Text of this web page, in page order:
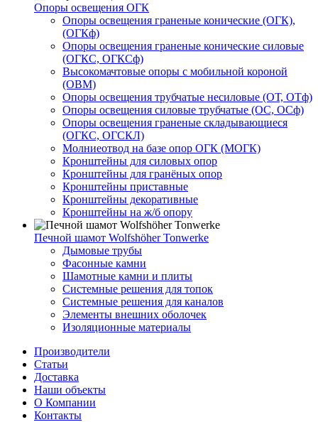
Опоры освещения ОГК
Опоры освещения граненые конические (ОГК),
(ОГКф)
Опоры освещения граненые конические силовые
(ОГКС, ОГКСф)
Высокомачтовые опоры с мобильной короной
(ОВМ)
Опоры освещения трубчатые несиловые (ОТ, ОТф)
Опоры освещения силовые трубчатые (ОС, ОСф)
Опоры освещения граненые складывающиеся
(ОГКС, ОГСКЛ)
Молниеотвод на базе опор ОГК (МОГК)
Кронштейны для силовых опор
Кронштейны для гранёных опор
Кронштейны приставные
Кронштейны декоративные
Кронштейны на ж/б опору
Печной шамот Wolfshöher Tonwerke
Дымовые трубы
Фасонные камни
Шамотные камни и плиты
Системные решения для топок
Системные решения для каналов
Элементы внешних оболочек
Изоляционные материалы
Производители
Статьи
Доставка
Наши объекты
О Компании
Контакты